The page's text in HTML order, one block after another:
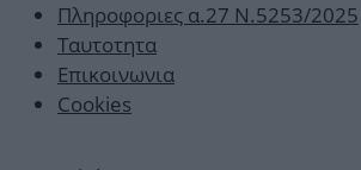
Πληροφοριες α.27 Ν.5253/2025
Ταυτοτητα
Επικοινωνια
Cookies